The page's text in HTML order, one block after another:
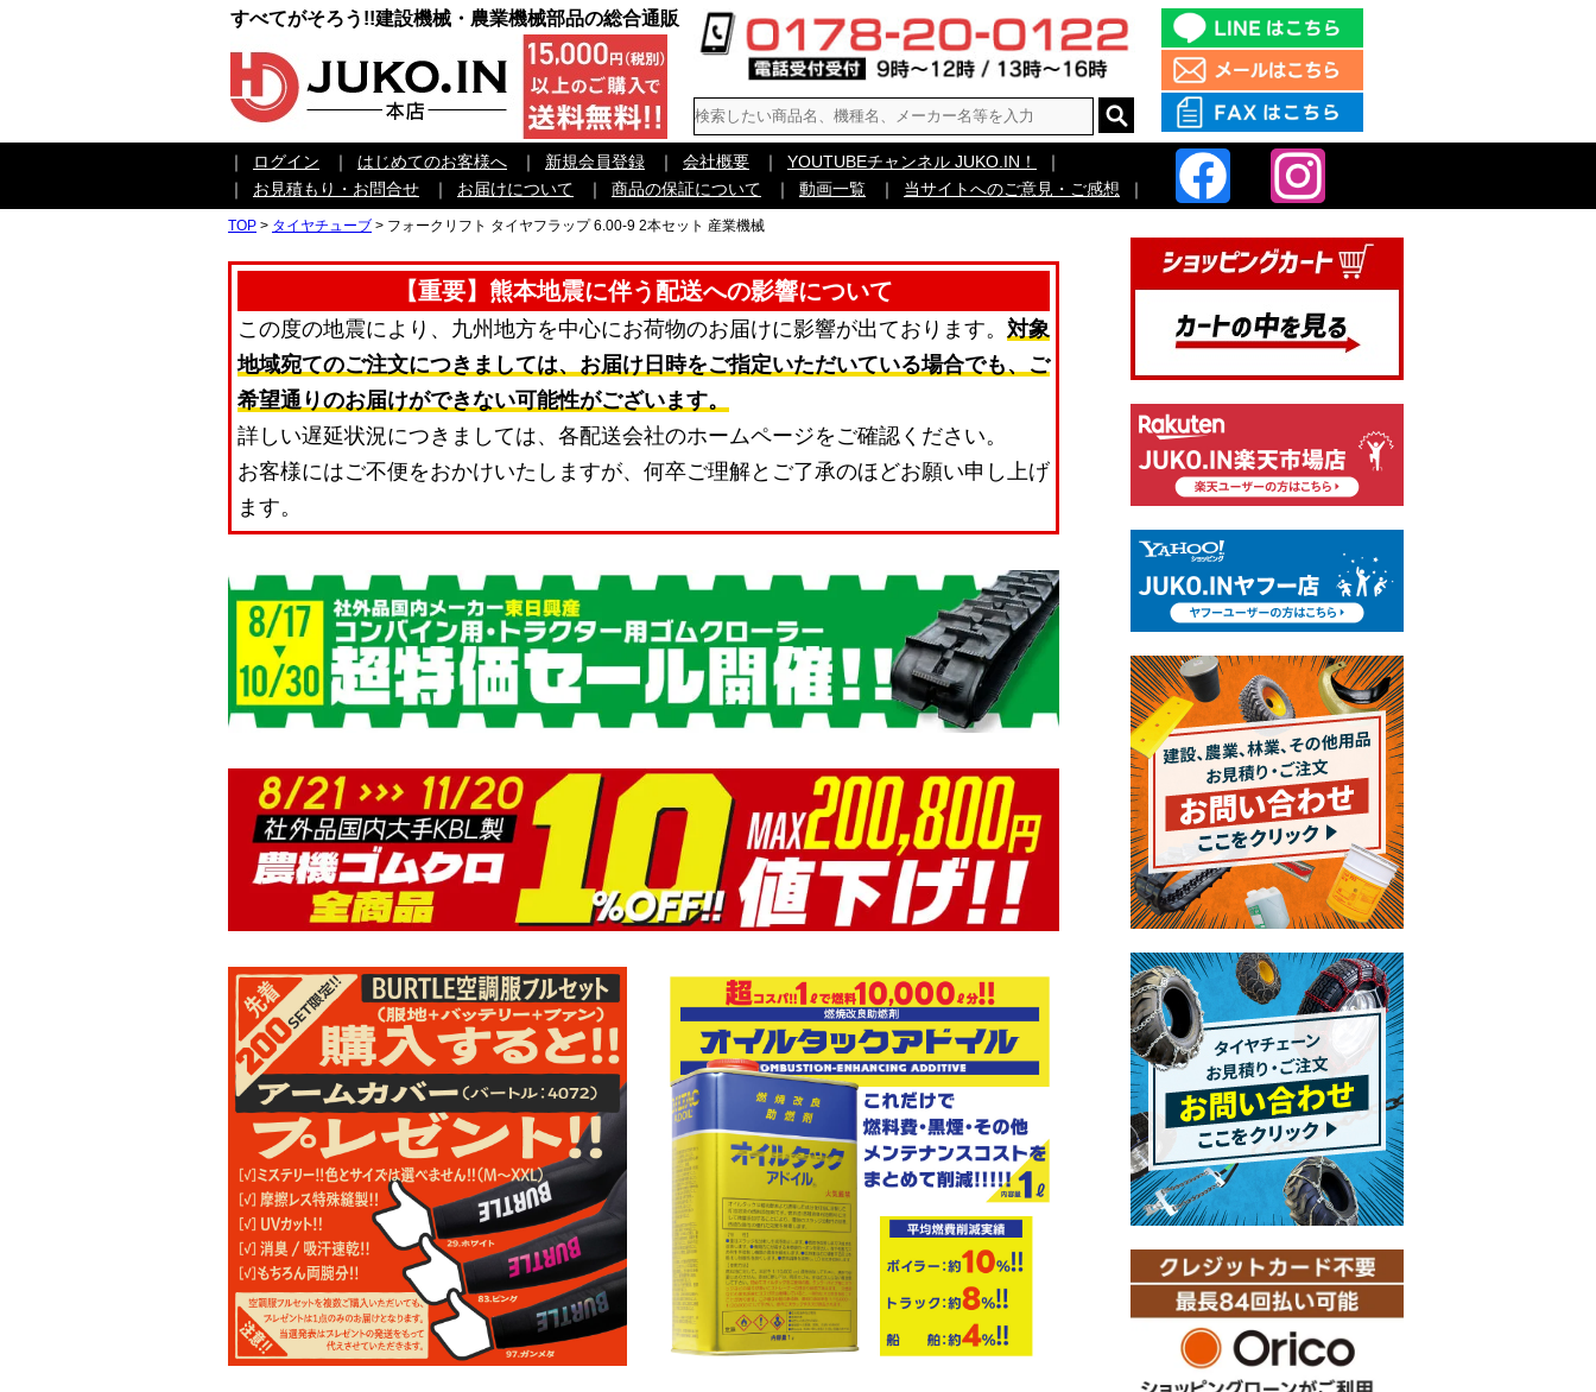
すべてがそろう!!建設機械・農業機械部品の総合通販
｜ ログイン ｜ はじめてのお客様へ ｜ 新規会員登録 ｜ 会社概要 ｜ YOUTUBEチャンネル JUKO.IN！
｜
｜
お見積もり・お問合せ ｜ お届けについて ｜ 商品の保証について ｜ 動画一覧 ｜ 当サイトへのご意見・ご感想 ｜
TOP > タイヤチューブ > フォークリフト タイヤフラップ 6.00-9 2本セット 産業機械
【重要】熊本地震に伴う配送への影響について
この度の地震により、九州地方を中心にお荷物のお届けに影響が出ております。 対象
地域宛てのご注文につきましては、お届け日時をご指定いただいている場合でも、ご
希望通りのお届けができない可能性がございます。
詳しい遅延状況につきましては、各配送会社のホームページをご確認ください。
お客様にはご不便をおかけいたしますが、何卒ご理解とご了承のほどお願い申し上げ
ます。